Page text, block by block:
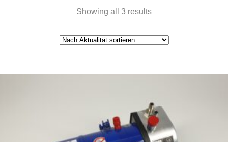
Showing all 3 results